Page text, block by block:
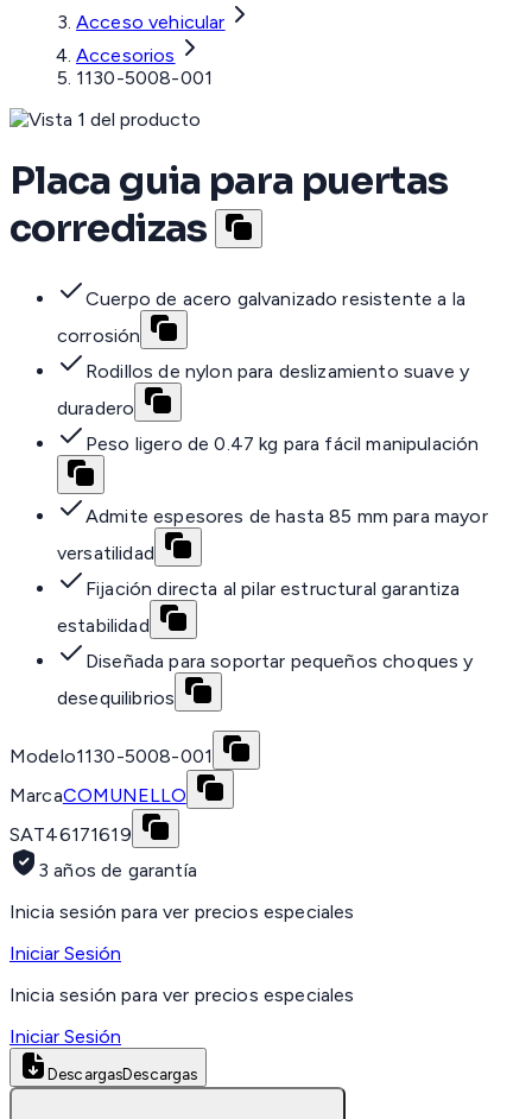
Acceso vehicular
Accesorios
1130-5008-001
Placa guia para puertas
corredizas
Cuerpo de acero galvanizado resistente a la
corrosión
Rodillos de nylon para deslizamiento suave y
duradero
Peso ligero de 0.47 kg para fácil manipulación
Admite espesores de hasta 85 mm para mayor
versatilidad
Fijación directa al pilar estructural garantiza
estabilidad
Diseñada para soportar pequeños choques y
desequilibrios
Modelo1130-5008-001
MarcaCOMUNELLO
SAT46171619
3 años de garantía
Inicia sesión para ver precios especiales
Iniciar Sesión
Inicia sesión para ver precios especiales
Iniciar Sesión
DescargasDescargas